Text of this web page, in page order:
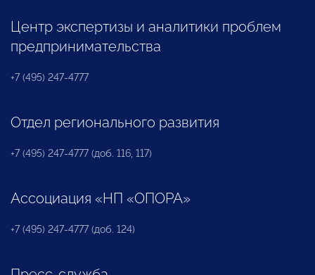
Центр экспертизы и аналитики проблем
предпринимательства
+7 (495) 247-4777
Отдел регионального развития
+7 (495) 247-4777 (доб. 116, 117)
Ассоциация «НП «ОПОРА»
+7 (495) 247-4777 (доб. 124)